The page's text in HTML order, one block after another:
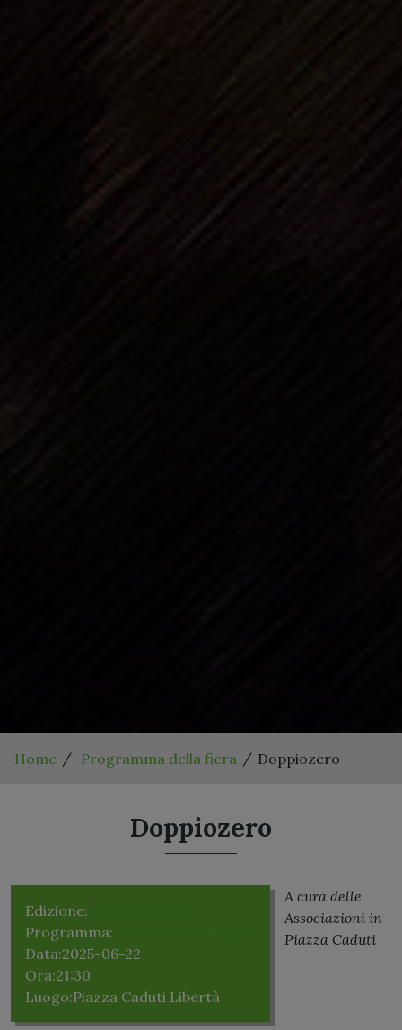
Home Programma della fiera Doppiozero
Doppiozero
Edizione:
Programma:
Data:2025-06-22
Ora:21:30
Luogo:Piazza Caduti Libertà
A cura delle
Associazioni in
Piazza Caduti